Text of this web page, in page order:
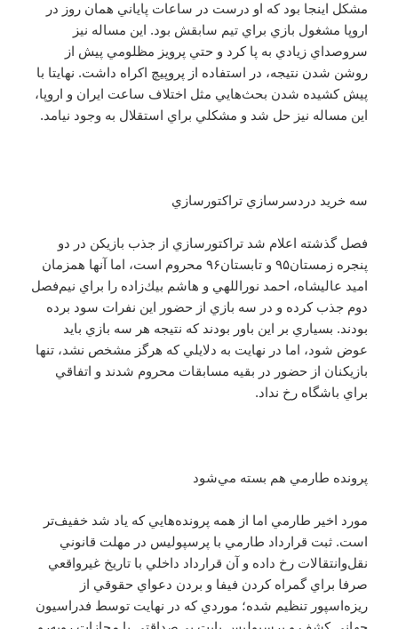
مشكل اينجا بود كه او درست در ساعات پاياني همان روز در
اروپا مشغول بازي براي تيم سابقش بود. اين مساله نيز
سروصداي زيادي به پا كرد و حتي پرويز مظلومي پيش از
روشن شدن نتيجه، در استفاده از پروپيچ اكراه داشت. نهايتا با
پيش كشيده شدن بحث‌هايي مثل اختلاف ساعت ايران و اروپا،
اين مساله نيز حل شد و مشكلي براي استقلال به وجود نيامد.
سه خريد دردسرسازي تراكتورسازي
فصل گذشته اعلام شد تراكتورسازي از جذب بازيكن در دو
پنجره زمستان۹۵ و تابستان۹۶ محروم است، اما آنها همزمان
اميد عاليشاه، احمد نوراللهي و هاشم بيك‌زاده را براي نيم‌فصل
دوم جذب كرده و در سه بازي از حضور اين نفرات سود برده
بودند. بسياري بر اين باور بودند كه نتيجه هر سه بازي بايد
عوض شود، اما در نهايت به دلايلي كه هرگز مشخص نشد، تنها
بازيكنان از حضور در بقيه مسابقات محروم شدند و اتفاقي
براي باشگاه رخ نداد.
پرونده طارمي هم بسته مي‌شود
مورد اخير طارمي اما از همه پرونده‌هايي كه ياد شد خفيف‌تر
است. ثبت قرارداد طارمي با پرسپوليس در مهلت قانوني
نقل‌وانتقالات رخ داده و آن قرارداد داخلي با تاريخ غيرواقعي
صرفا براي گمراه كردن فيفا و بردن دعواي حقوقي از
ريزه‌اسپور تنظيم شده؛ موردي كه در نهايت توسط فدراسيون